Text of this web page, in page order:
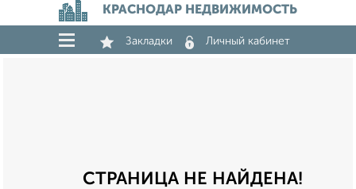
КРАСНОДАР НЕДВИЖИМОСТЬ
Закладки Личный кабинет
СТРАНИЦА НЕ НАЙДЕНА!